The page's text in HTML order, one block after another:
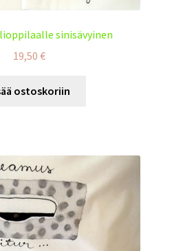
sinisävyinen
19,50 €
ostoskoriin